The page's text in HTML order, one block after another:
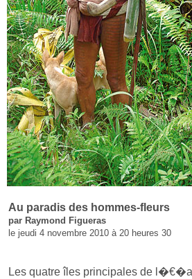
Au paradis des hommes-fleurs
par Raymond Figueras
le jeudi 4 novembre 2010 à 20 heures 30
Les quatre îles principales de